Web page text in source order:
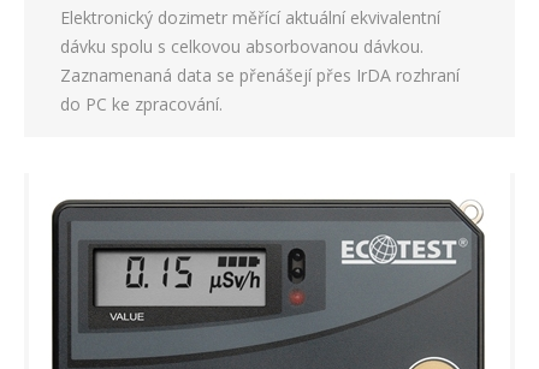
Elektronický dozimetr měřící aktuální ekvivalentní
dávku spolu s celkovou absorbovanou dávkou.
Zaznamenaná data se přenášejí přes IrDA rozhraní
do PC ke zpracování.